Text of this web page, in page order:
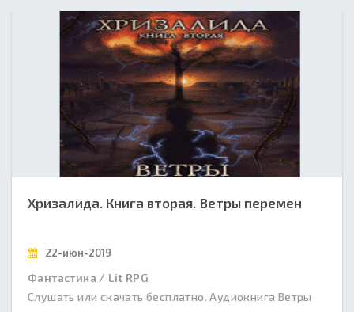
Хризалида. Книга вторая. Ветры перемен
22-июн-2019
Фантастика / Lit RPG
Слушать или скачать бесплатно. Аудиокнига Ветры